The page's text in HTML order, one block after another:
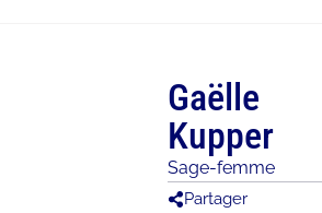
Gaëlle
Kupper
Sage-femme
Partager